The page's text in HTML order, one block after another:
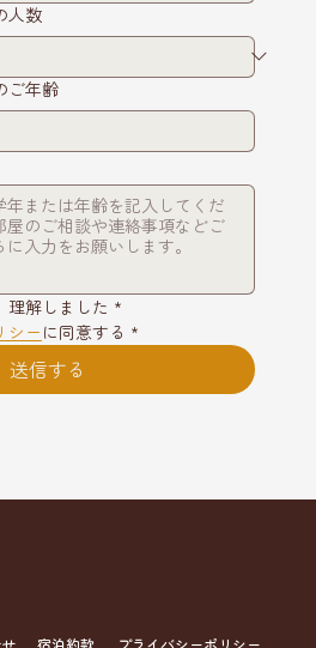
人数
ご年齢
理解しました *
シーに同意する *
送信する
宿泊約款 プライバシーポリシー